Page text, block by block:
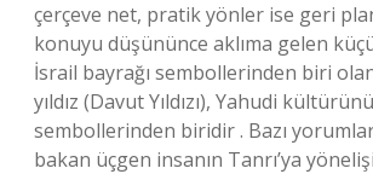
çerçeve net, pratik yönler ise geri
konuyu düşününce aklıma gelen
İsrail bayrağı sembollerinden biri
yıldız (Davut Yıldızı), Yahudi
sembollerinden biridir . Bazı
bakan üçgen insanın Tanrı’ya